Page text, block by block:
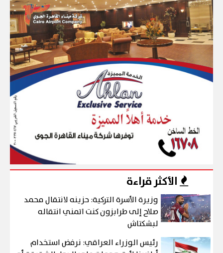
الأكثر قراءة
وزيرة الأسرة التركية: حزينه لانتقال محمد
صلاح إلى طرابزون كنت اتمني انتقاله
لبشكتاش
رئيس الوزراء العراقي: نرفض استخدام